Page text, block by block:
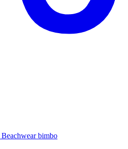
Beachwear bimbo